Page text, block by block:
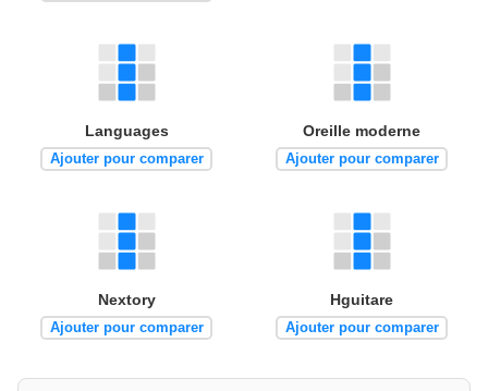
Languages
Ajouter pour comparer
Oreille moderne
Ajouter pour comparer
Nextory
Ajouter pour comparer
Hguitare
Ajouter pour comparer